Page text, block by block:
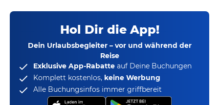
Hol Dir die App!
Dein Urlaubsbegleiter – vor und während der
Reise
Exklusive App-Rabatte auf Deine Buchungen
Komplett kostenlos, keine Werbung
Alle Buchungsinfos immer griffbereit